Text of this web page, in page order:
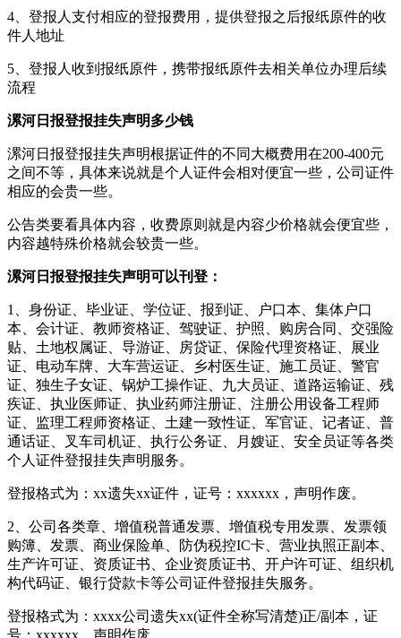
4、登报人支付相应的登报费用，提供登报之后报纸原件的收
件人地址
5、登报人收到报纸原件，携带报纸原件去相关单位办理后续
流程
漯河日报登报挂失声明多少钱
漯河日报登报挂失声明根据证件的不同大概费用在200-400元
之间不等，具体来说就是个人证件会相对便宜一些，公司证件
相应的会贵一些。
公告类要看具体内容，收费原则就是内容少价格就会便宜些，
内容越特殊价格就会较贵一些。
漯河日报登报挂失声明可以刊登：
1、身份证、毕业证、学位证、报到证、户口本、集体户口
本、会计证、教师资格证、驾驶证、护照、购房合同、交强险
贴、土地权属证、导游证、房贷证、保险代理资格证、展业
证、电动车牌、大车营运证、乡村医生证、施工员证、警官
证、独生子女证、锅炉工操作证、九大员证、道路运输证、残
疾证、执业医师证、执业药师注册证、注册公用设备工程师
证、监理工程师资格证、土建一致性证、军官证、记者证、普
通话证、叉车司机证、执行公务证、月嫂证、安全员证等各类
个人证件登报挂失声明服务。
登报格式为：xx遗失xx证件，证号：xxxxxx，声明作废。
2、公司各类章、增值税普通发票、增值税专用发票、发票领
购簿、发票、商业保险单、防伪税控IC卡、营业执照正副本、
生产许可证、资质证书、企业资质证书、开户许可证、组织机
构代码证、银行贷款卡等公司证件登报挂失服务。
登报格式为：xxxx公司遗失xx(证件全称写清楚)正/副本，证
号：xxxxxx，声明作废。